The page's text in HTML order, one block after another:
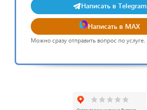
Написать в Telegram
Написать в MAX
Можно сразу отправить вопрос по услуге.